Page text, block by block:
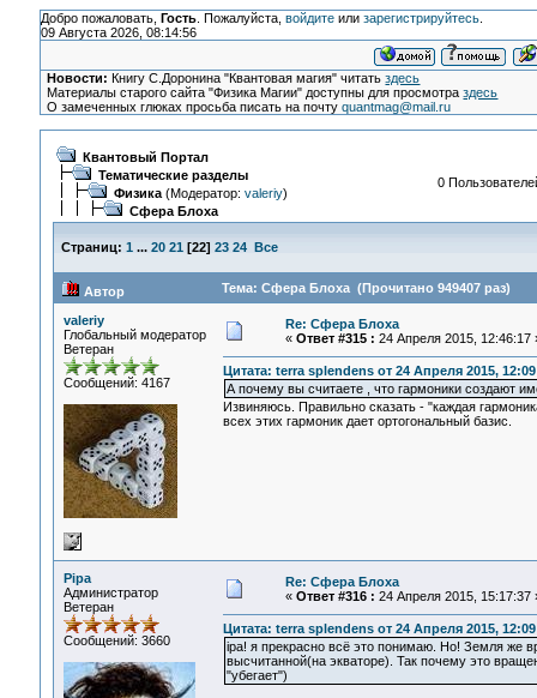
Добро пожаловать, Гость. Пожалуйста, войдитеили зарегистрируйтесь.
09 Августа 2026, 08:14:56
Новости: Книгу С.Доронина "Квантовая магия" читатьздесь
Материалы старого сайта "Физика Магии" доступны для просмотраздесь
О замеченных глюках просьба писать на почтуquantmag@mail.ru
Квантовый Портал
Тематические разделы
Физика(Модератор: valeriy)
Сфера Блоха
0
Страниц: 1 ... 20 21 [22] 23 24 Все
Автор Тема: Сфера Блоха (Прочитано 949407 раз)
valeriy
Глобальный модератор
Ветеран
Сообщений: 4167
Re: Сфера Блоха
« Ответ #315 : 24 Апреля 2015, 12:46:17
Цитата: terra splendens от 24 Апреля 2015,
А почему вы считаете , что гармоники создают
Извиняюсь. Правильно сказать - "каждая
всех этих гармоник дает ортогональный базис.
Pipa
Администратор
Ветеран
Сообщений: 3660
Re: Сфера Блоха
« Ответ #316 : 24 Апреля 2015, 15:17:37
Цитата: terra splendens от 24 Апреля 2015,
ipa! я прекрасно всё это понимаю. Но! Земля же
высчитанной(на экваторе). Так почему это
"убегает")